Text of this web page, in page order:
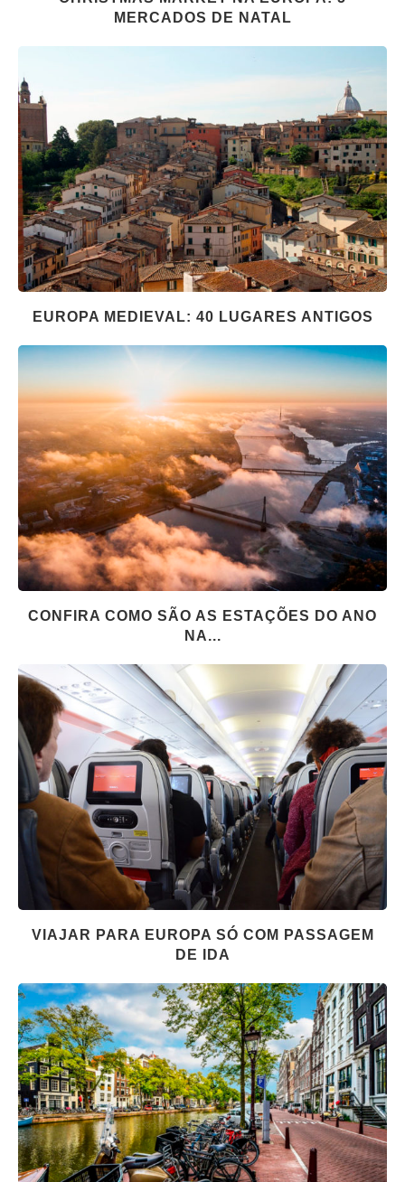
MERCADOS DE NATAL
EUROPA MEDIEVAL: 40 LUGARES ANTIGOS
CONFIRA COMO SÃO AS ESTAÇÕES DO ANO
NA...
VIAJAR PARA EUROPA SÓ COM PASSAGEM
DE IDA